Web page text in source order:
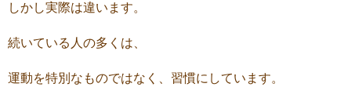
しかし実際は違います。
続いている人の多くは、
運動を特別なものではなく、習慣にしています。